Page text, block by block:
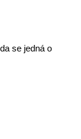
se jedná o